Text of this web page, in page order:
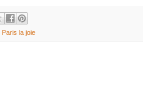
Paris la joie